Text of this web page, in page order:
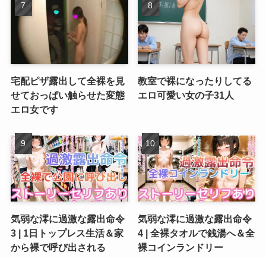
宅配ピザ露出して全裸を見
せておっぱい触らせた変態
エロ女です
教室で裸になったりしてる
エロ可愛い女の子31人
気弱な澪に過激な露出命令
3 | 1日トップレス生活＆家
から裸で呼び出される
気弱な澪に過激な露出命令
4 | 全裸タオルで銭湯へ＆全
裸コインランドリー